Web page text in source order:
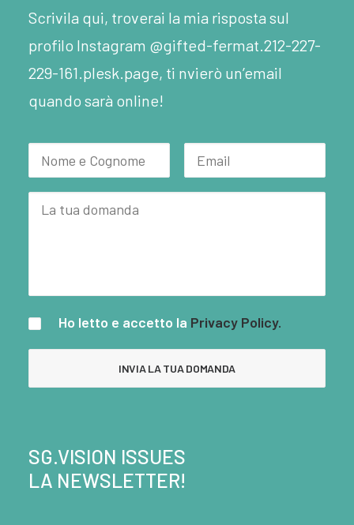
Scrivila qui, troverai la mia risposta sul
profilo Instagram @gifted-fermat.212-227-
229-161.plesk.page, ti nvierò un’email
quando sarà online!
Ho letto e accetto la Privacy Policy.
SG.VISION ISSUES
LA NEWSLETTER!